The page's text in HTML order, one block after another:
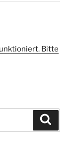
Bitte